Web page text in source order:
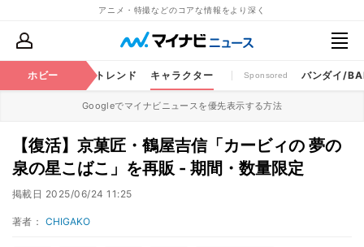
アニメ・特撮などのコアな情報をより深く
ホビー
特撮 トレンド キャラクター Sponsored バンダイ/
Googleでマイナビニュースを優先表示する方法
【復活】京菓匠・鶴屋吉信「カービィの 夢の
泉の星こばこ」を再販 - 期間・数量限定
掲載日 2025/06/24 11:25
著者： CHIGAKO